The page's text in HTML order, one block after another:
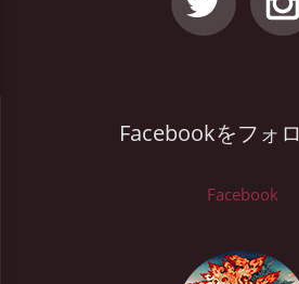
Facebookをフォ
Facebook